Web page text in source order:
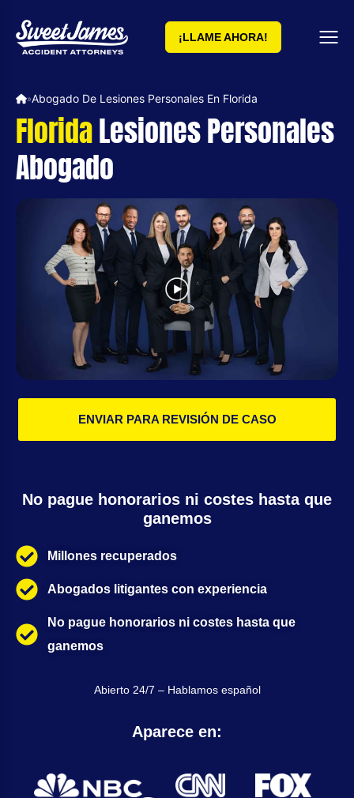
¡LLAME AHORA!
»Abogado De Lesiones Personales En Florida
FloridaLesiones Personales
Abogado
ENVIAR PARA REVISIÓN DE CASO
No pague honorarios ni costes hasta que
ganemos
Millones recuperados
Abogados litigantes con experiencia
No pague honorarios ni costes hasta que
ganemos
Abierto 24/7 – Hablamos español
Aparece en: